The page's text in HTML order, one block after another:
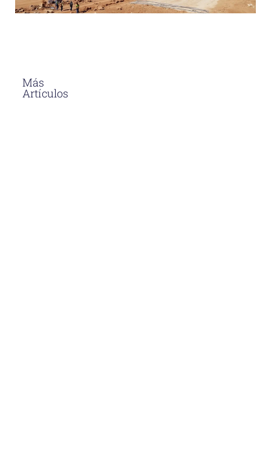
Más
Artículos